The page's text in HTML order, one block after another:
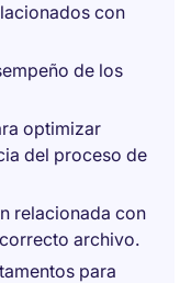
con
de los
optimizar
del proceso de
relacionada con
archivo.
para